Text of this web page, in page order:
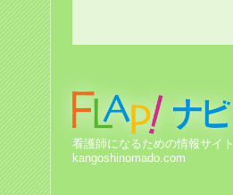
看護師になるための情報サイト
kangoshinomado.com